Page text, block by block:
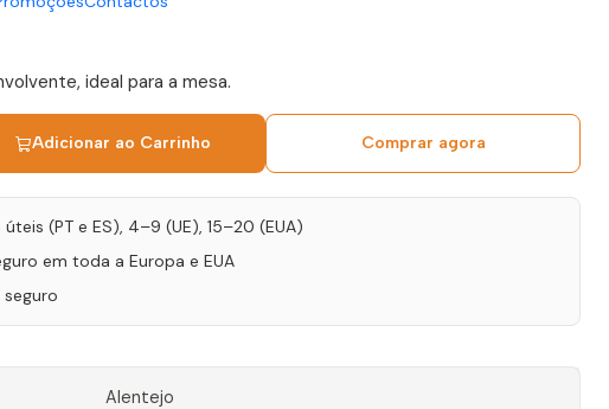
ideal para a mesa.
Adicionar ao Carrinho Comprar agora
(PT e ES), 4–9 (UE), 15–20 (EUA)
em toda a Europa e EUA
seguro
Alentejo